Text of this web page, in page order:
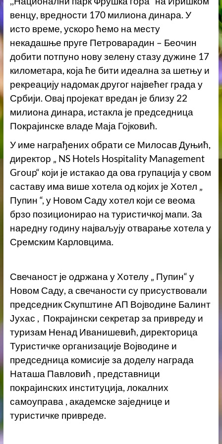
венцу, вредности 170 милиона динара. У
исто време, ускоро ћемо на месту
некадашње пруге Петроварадин – Беочин
добити потпуно нову зелену стазу дужине 17
километара, која ће бити идеална за шетњу и
рекреацију надомак другог највећег града у
Србији. Овај пројекат вредан је близу 22
милиона динара, истакла је председница
Покрајинске владе Маја Гојковић.
У име награђених обрати се Милосав Дуњић,
директор „ NS Hotels Hospitality Management
Group“ који је истакао да ова групација у свом
саставу има више хотела од којих је Хотел „
Пупин “, у Новом Саду хотел који се веома
брзо позиционирао на туристичкој мапи. За
наредну годину најваљују отварање хотела у
Сремским Карловцима.
Свечаност је одржана у Хотелу „ Пупин“ у
Новом Саду, а свечаности су присуствовали
председник Скупштине АП Војводине Балинт
Јухас , Покрајински секретар за привреду и
туризам Ненад Иванишевић, директорица
Туристичке организације Војводине и
председница комисије за доделу награда
Наташа Павловић , представници
покрајинских институција, локалних
самоуправа , академске заједнице и
туристичке привреде.